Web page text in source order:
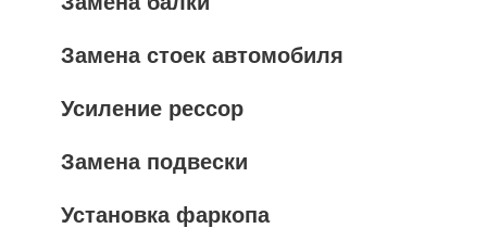
Замена стоек автомобиля
Усиление рессор
Замена подвески
Установка фаркопа